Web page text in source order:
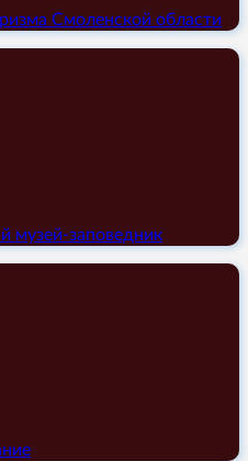
Смоленской области
музей-заповедник